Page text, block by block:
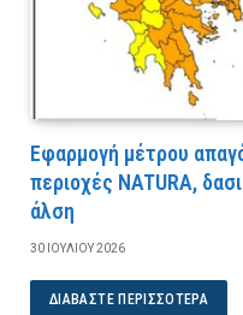
Εφαρμογή μέτρου
περιοχές NATURA,
άλση
30 ΙΟΥΛΊΟΥ 2026
ΔΙΑΒΆΣΤΕ ΠΕΡΙΣΣΌΤΕΡΑ